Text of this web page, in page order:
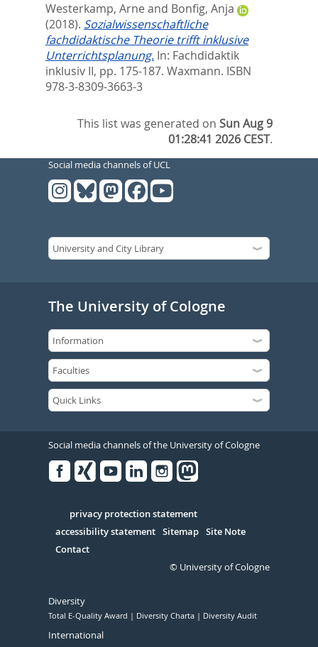
Westerkamp, Arne and Bonfig, Anja
(2018). Sozialwissenschaftliche
fachdidaktische Theorie trifft inklusive
Unterrichtsplanung. In: Fachdidaktik
inklusiv II, pp. 175-187. Waxmann. ISBN
978-3-8309-3663-3
This list was generated onSun Aug 9
01:28:41 2026 CEST.
Social media channels of UCL
The University of Cologne
Social media channels of the University of Cologne
Serivce
privacy protection statement
accessibility statement Sitemap Site Note
Contact
© University of Cologne
Diversity
Total E-Quality Award Diversity Charta Diversity Audit
International